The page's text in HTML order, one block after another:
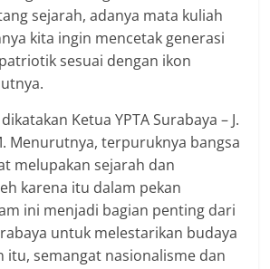
sejarah, adanya mata kuliah
kita ingin mencetak generasi
sesuai dengan ikon
Ketua YPTA Surabaya – J.
Menurutnya, terpuruknya bangsa
melupakan sejarah dan
karena itu dalam pekan
ini menjadi bagian penting dari
untuk melestarikan budaya
itu, semangat nasionalisme dan